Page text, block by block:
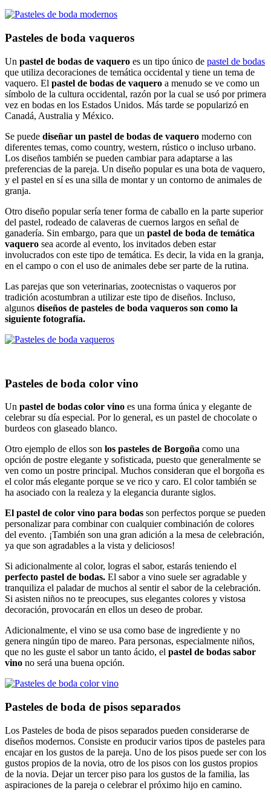
Pasteles de boda vaqueros
Un pastel de bodas de vaquero es un tipo único de pastel de bodas
que utiliza decoraciones de temática occidental y tiene un tema de
vaquero. El pastel de bodas de vaquero a menudo se ve como un
símbolo de la cultura occidental, razón por la cual se usó por primera
vez en bodas en los Estados Unidos. Más tarde se popularizó en
Canadá, Australia y México.
Se puede diseñar un pastel de bodas de vaquero moderno con
diferentes temas, como country, western, rústico o incluso urbano.
Los diseños también se pueden cambiar para adaptarse a las
preferencias de la pareja. Un diseño popular es una bota de vaquero,
y el pastel en sí es una silla de montar y un contorno de animales de
granja.
Otro diseño popular sería tener forma de caballo en la parte superior
del pastel, rodeado de calaveras de cuernos largos en señal de
ganadería. Sin embargo, para que un pastel de boda de temática
vaquero sea acorde al evento, los invitados deben estar
involucrados con este tipo de temática. Es decir, la vida en la granja,
en el campo o con el uso de animales debe ser parte de la rutina.
Las parejas que son veterinarias, zootecnistas o vaqueros por
tradición acostumbran a utilizar este tipo de diseños. Incluso,
algunos diseños de pasteles de boda vaqueros son como la
siguiente fotografía.
Pasteles de boda color vino
Un pastel de bodas color vino es una forma única y elegante de
celebrar su día especial. Por lo general, es un pastel de chocolate o
burdeos con glaseado blanco.
Otro ejemplo de ellos son los pasteles de Borgoña como una
opción de postre elegante y sofisticada, puesto que generalmente se
ven como un postre principal. Muchos consideran que el borgoña es
el color más elegante porque se ve rico y caro. El color también se
ha asociado con la realeza y la elegancia durante siglos.
El pastel de color vino para bodas son perfectos porque se pueden
personalizar para combinar con cualquier combinación de colores
del evento. ¡También son una gran adición a la mesa de celebración,
ya que son agradables a la vista y deliciosos!
Si adicionalmente al color, logras el sabor, estarás teniendo el
perfecto pastel de bodas. El sabor a vino suele ser agradable y
tranquiliza el paladar de muchos al sentir el sabor de la celebración.
Si asisten niños no te preocupes, sus elegantes colores y vistosa
decoración, provocarán en ellos un deseo de probar.
Adicionalmente, el vino se usa como base de ingrediente y no
genera ningún tipo de mareo. Para personas, especialmente niños,
que no les guste el sabor un tanto ácido, el pastel de bodas sabor
vino no será una buena opción.
Pasteles de boda de pisos separados
Los Pasteles de boda de pisos separados pueden considerarse de
diseños modernos. Consiste en producir varios tipos de pasteles para
encajar en los gustos de la pareja. Uno de los pisos puede ser con los
gustos propios de la novia, otro de los pisos con los gustos propios
de la novia. Dejar un tercer piso para los gustos de la familia, las
aspiraciones de la pareja o celebrar el próximo hijo en camino.